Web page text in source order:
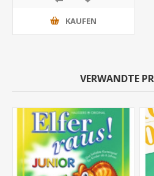
KAUFEN
VERWANDTE